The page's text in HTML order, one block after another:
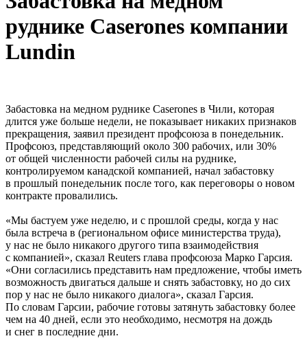
руднике Caserones компании
Lundin
Забастовка на медном руднике Caserones в Чили, которая
длится уже больше недели, не показывает никаких признаков
прекращения, заявил президент профсоюза в понедельник.
Профсоюз, представляющий около 300 рабочих, или 30%
от общей численности рабочей силы на руднике,
контролируемом канадской компанией, начал забастовку
в прошлый понедельник после того, как переговоры о новом
контракте провалились.
«Мы бастуем уже неделю, и с прошлой среды, когда у нас
была встреча в (региональном офисе министерства труда),
у нас не было никакого другого типа взаимодействия
с компанией», сказал Reuters глава профсоюза Марко Гарсия.
«Они согласились представить нам предложение, чтобы иметь
возможность двигаться дальше и снять забастовку, но до сих
пор у нас не было никакого диалога», сказал Гарсия.
По словам Гарсии, рабочие готовы затянуть забастовку более
чем на 40 дней, если это необходимо, несмотря на дождь
и снег в последние дни.